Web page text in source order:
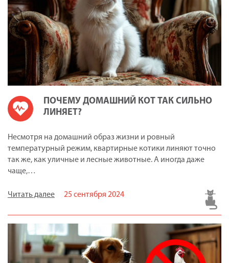
ПОЧЕМУ ДОМАШНИЙ КОТ ТАК СИЛЬНО
ЛИНЯЕТ?
Несмотря на домашний образ жизни и ровный
температурный режим, квартирные котики линяют точно
так же, как уличные и лесные животные. А иногда даже
чаще,…
Читать далее 25 сентября 2024